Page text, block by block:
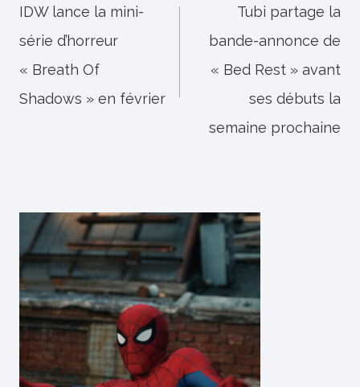
de
l’article
IDW lance la mini-
série d’horreur
« Breath Of
Shadows » en février
Tubi partage la
bande-annonce de
« Bed Rest » avant
ses débuts la
semaine prochaine